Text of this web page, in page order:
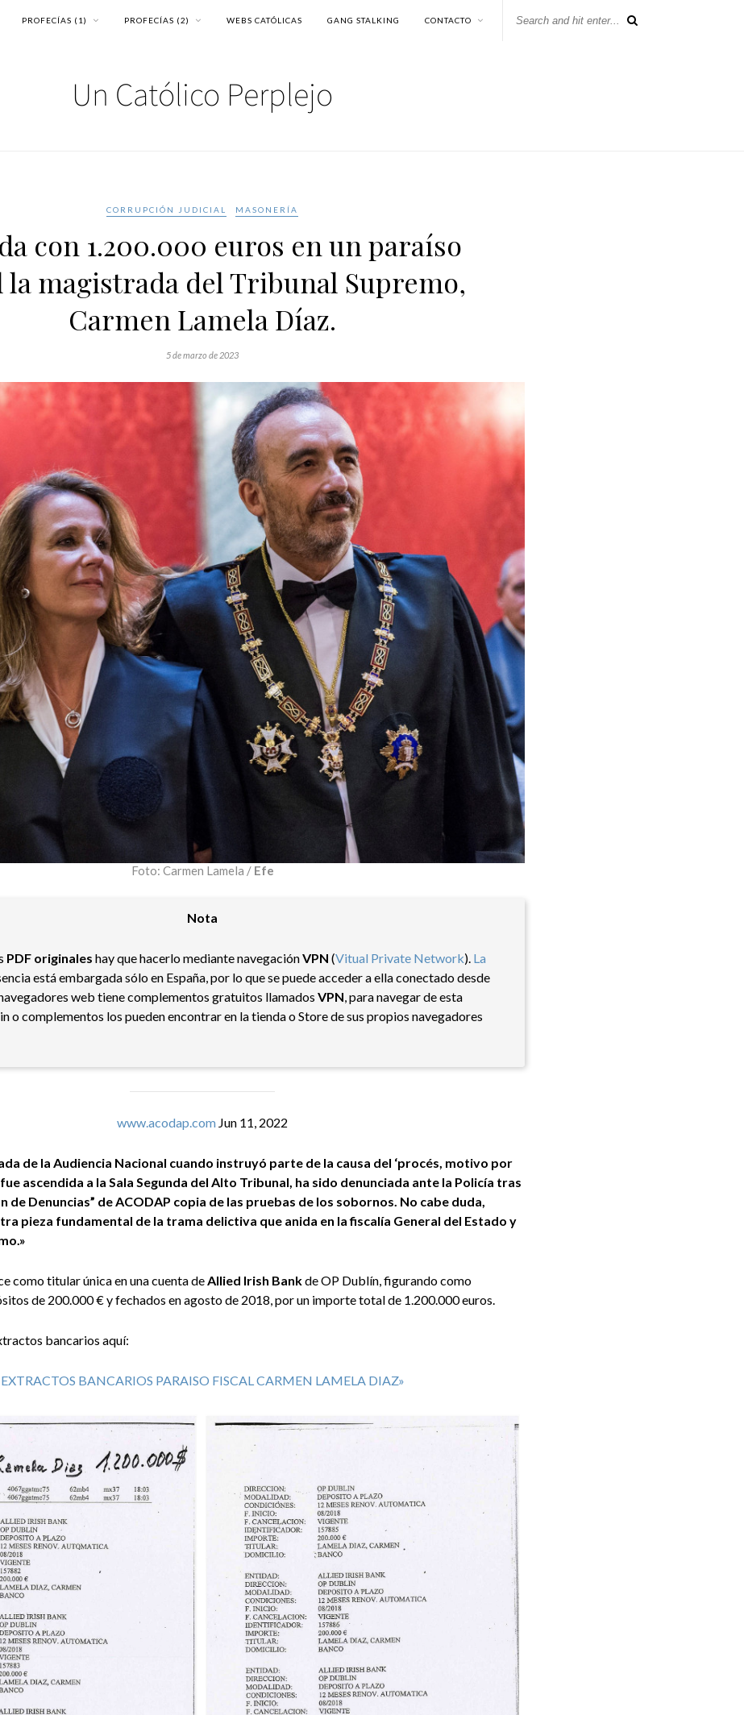
PROFECÍAS (1) PROFECÍAS (2) WEBS CATÓLICAS GANG STALKING CONTACTO
CORRUPCIÓN JUDICIAL MASONERÍA
con 1.200.000 euros en un paraíso
la magistrada del Tribunal Supremo,
Carmen Lamela Díaz.
5 de marzo de 2023
Foto: Carmen Lamela / Efe
Nota
PDF originales hay que hacerlo mediante navegaciónVPN (Vitual Private Network). La
está embargada sólo en España, por lo que se puede acceder a ella conectado desde
web tiene complementos gratuitos llamados VPN, para navegar de esta
o complementos los pueden encontrar en la tienda o Store de sus propios navegadores
www.acodap.com Jun 11, 2022
de la Audiencia Nacional cuando instruyó parte de la causa del ‘procés, motivo por
ascendida a la Sala Segunda del Alto Tribunal, ha sido denunciada ante la Policía tras
de Denuncias” de ACODAP copia de las pruebas de los sobornos. No cabe duda,
pieza fundamental de la trama delictiva que anida en la fiscalía General del Estado y
como titular única en una cuenta deAllied Irish Bankde OP Dublín, figurando como
de 200.000 € y fechados en agosto de 2018, por un importe total de 1.200.000 euros.
bancarios aquí:
EXTRACTOS BANCARIOS PARAISO FISCAL CARMEN LAMELA DIAZ»